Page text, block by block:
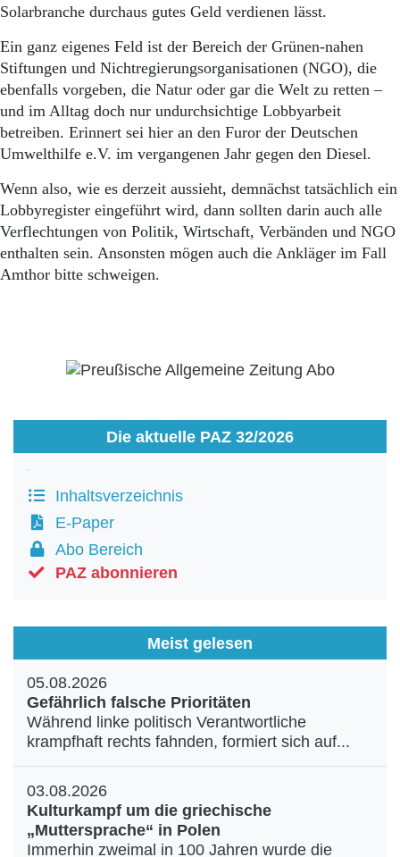
Solarbranche durchaus gutes Geld verdienen lässt.
Ein ganz eigenes Feld ist der Bereich der Grünen-nahen
Stiftungen und Nichtregierungsorganisationen (NGO), die
ebenfalls vorgeben, die Natur oder gar die Welt zu retten –
und im Alltag doch nur undurchsichtige Lobbyarbeit
betreiben. Erinnert sei hier an den Furor der Deutschen
Umwelthilfe e.V. im vergangenen Jahr gegen den Diesel.
Wenn also, wie es derzeit aussieht, demnächst tatsächlich ein
Lobbyregister eingeführt wird, dann sollten darin auch alle
Verflechtungen von Politik, Wirtschaft, Verbänden und NGO
enthalten sein. Ansonsten mögen auch die Ankläger im Fall
Amthor bitte schweigen.
Die aktuelle PAZ 32/2026
Inhaltsverzeichnis
E-Paper
Abo Bereich
PAZ abonnieren
Meist gelesen
05.08.2026
Gefährlich falsche Prioritäten
Während linke politisch Verantwortliche
krampfhaft rechts fahnden, formiert sich auf...
03.08.2026
Kulturkampf um die griechische
„Muttersprache“ in Polen
Immerhin zweimal in 100 Jahren wurde die